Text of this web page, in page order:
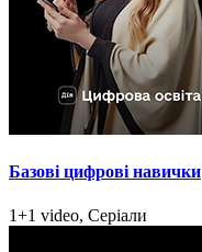
Базові цифрові навички
1+1 video, Серіали